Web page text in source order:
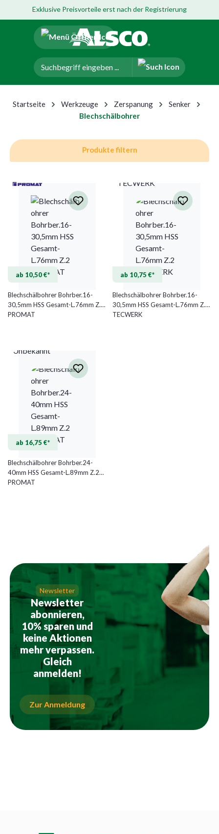
Hauptinhalt springen
Zur Navigation der B2B-Plattform springen
Exklusive Preisvorteile erst nach der Registrierung
Startseite Werkzeuge Zerspanung
Senker
Blechschälbohrer
Produkte filtern
ab 10,50 €*
Blechschälbohrer Bohrber.16-
30,5mm HSS Gesamt-L.76mm Z.2
PROMAT
TECWERK
ab 10,75 €*
Blechschälbohrer Bohrber.16-
30,5mm HSS Gesamt-L.76mm Z.2
TECWERK
Unbekannt
ab 16,75 €*
Blechschälbohrer Bohrber.24-
40mm HSS Gesamt-L.89mm Z.2
PROMAT
Newsletter
Newsletter
abonnieren,
10% sparen und
keine Aktionen
mehr verpassen.
Gleich
anmelden!
Zur Anmeldung